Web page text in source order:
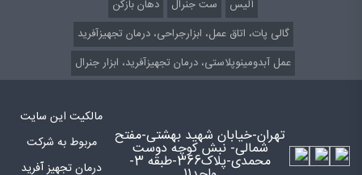
آلیس
ست جنرال
دهان بازکن
گالی پات، اتاق عمل، ابزارجراحی، درمان تجهیزآفرید
عمل آبدومینوپلاستی، درمان تجهیزآفرید، ابزار جنرال
تهران-خیابان شهید بهشتی-مفتح
شمالی- نبش کوچه دوست
محمدی-پلاک366-طبقه 3-
مالکیت این سایت
مربوط به شرکت
درمان تجهیز آفرید